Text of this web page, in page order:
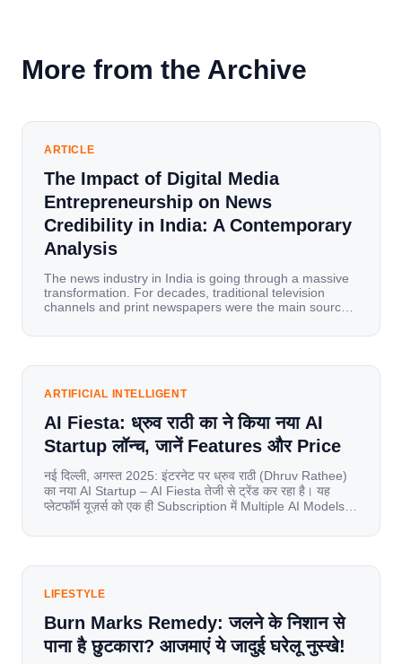
More from the Archive
ARTICLE
The Impact of Digital Media
Entrepreneurship on News
Credibility in India: A Contemporary
Analysis
The news industry in India is going through a massive
transformation. For decades, traditional television
channels and print newspapers were the main sources
mobile data, affordable smartphones, and high-speed
has become a mobile-first market where consumers
ARTIFICIAL INTELLIGENT
AI Fiesta: ध्रुव राठी का ने किया नया AI
Startup लॉन्च, जानें Features और Price
नई दिल्ली, अगस्त 2025: इंटरनेट पर ध्रुव राठी (Dhruv Rathee)
का नया AI Startup – AI Fiesta तेजी से ट्रेंड कर रहा है। यह
प्लेटफॉर्म यूज़र्स को एक ही Subscription में Multiple AI Models
यूज़र्स का जबरदस्त रिस्पॉन्स लॉन्च के तुरंत […]
LIFESTYLE
Burn Marks Remedy: जलने के निशान से
पाना है छुटकारा? आजमाएं ये जादुई घरेलू नुस्खे!